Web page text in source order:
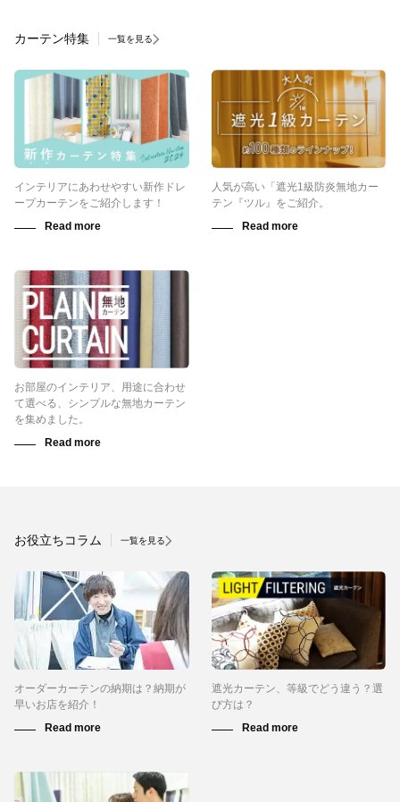
カーテン特集 一覧を見る
インテリアにあわせやすい新作ドレ
ープカーテンをご紹介します！
人気が高い「遮光1級防炎無地カー
テン『ツル』をご紹介。
お部屋のインテリア、用途に合わせ
て選べる、シンプルな無地カーテン
を集めました。
お役立ちコラム 一覧を見る
オーダーカーテンの納期は？納期が
早いお店を紹介！
遮光カーテン、等級でどう違う？選
び方は？